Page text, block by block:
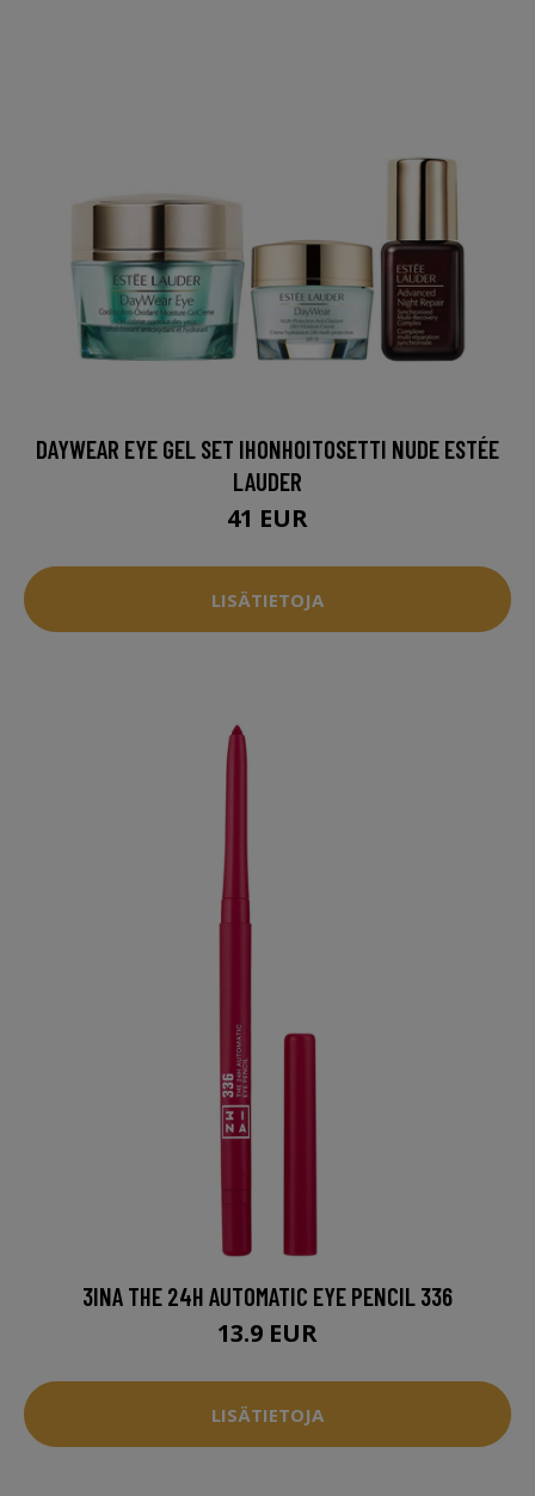
DAYWEAR EYE GEL SET IHONHOITOSETTI NUDE ESTÉE
LAUDER
41 EUR
LISÄTIETOJA
3INA THE 24H AUTOMATIC EYE PENCIL 336
13.9 EUR
LISÄTIETOJA